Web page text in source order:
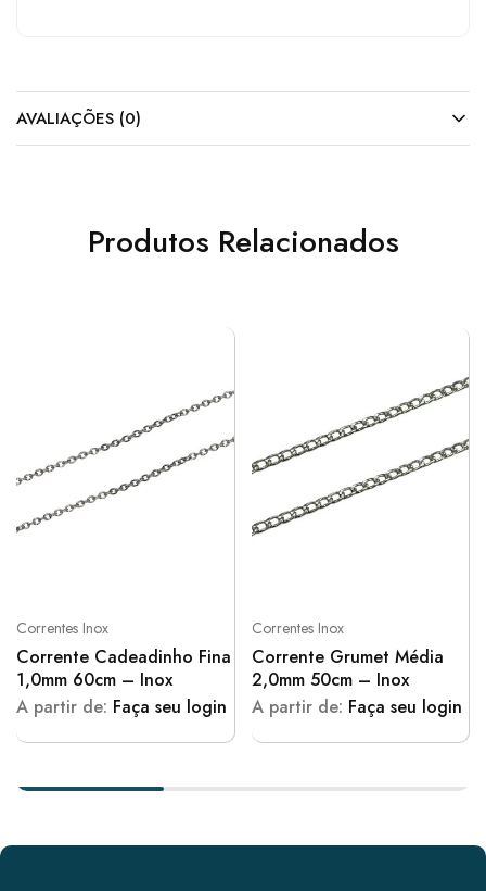
AVALIAÇÕES (0)
Produtos Relacionados
Correntes Inox
Corrente Cadeadinho Fina
1,0mm 60cm – Inox
A partir de: Faça seu login
Correntes Inox
Corrente Grumet Média
2,0mm 50cm – Inox
A partir de: Faça seu login